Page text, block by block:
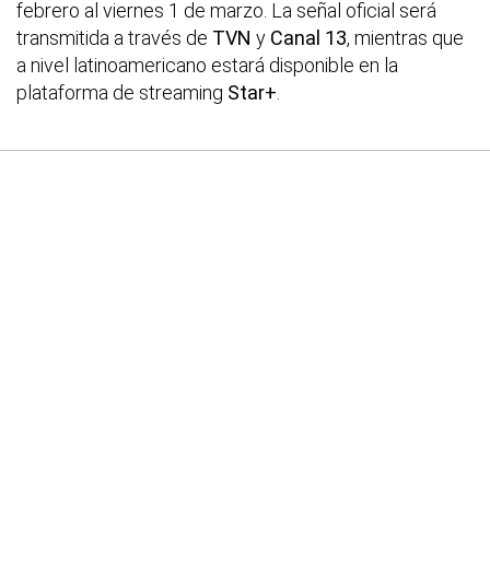
febrero al viernes 1 de marzo. La señal oficial será
transmitida a través de TVN y Canal 13, mientras que
a nivel latinoamericano estará disponible en la
plataforma de streaming Star+